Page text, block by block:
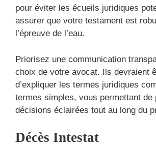
pour éviter les écueils juridiques
assurer que votre testament est
l’épreuve de l’eau.
Priorisez une communication
choix de votre avocat. Ils devraient
d’expliquer les termes juridiques
termes simples, vous permettant de
décisions éclairées tout au long du
Décès Intestat